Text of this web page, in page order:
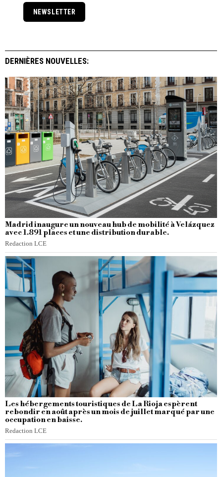
NEWSLETTER
DERNIÈRES NOUVELLES:
Madrid inaugure un nouveau hub de mobilité à Velázquez
avec 1.891 places et une distribution durable.
Redaction LCE
Les hébergements touristiques de La Rioja espèrent
rebondir en août après un mois de juillet marqué par une
occupation en baisse.
Redaction LCE